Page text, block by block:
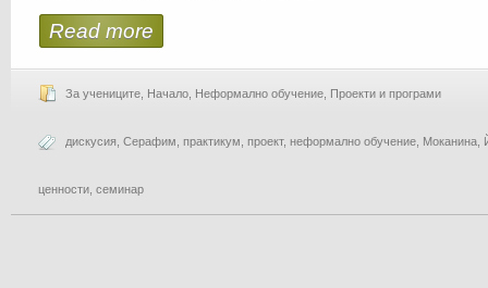
Read more
За учениците Начало Неформално обучение Проекти и програми
дискусия Серафим практикум проект, неформално обучение Моканина
ценности семинар